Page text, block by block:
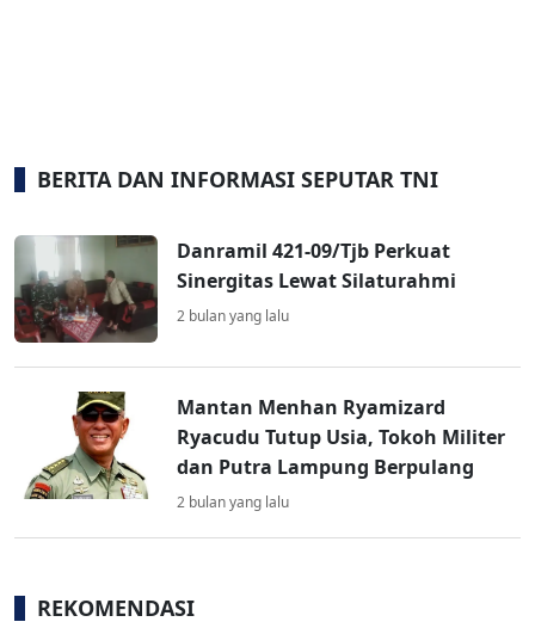
BERITA DAN INFORMASI SEPUTAR TNI
Danramil 421-09/Tjb Perkuat
Sinergitas Lewat Silaturahmi
2 bulan yang lalu
Mantan Menhan Ryamizard
Ryacudu Tutup Usia, Tokoh Militer
dan Putra Lampung Berpulang
2 bulan yang lalu
REKOMENDASI